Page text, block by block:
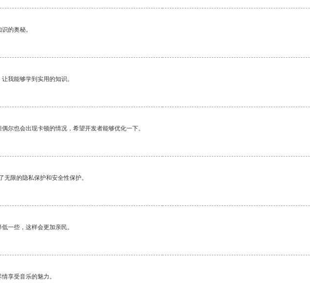
的奥秘。
我能够学到实用的知识。
尔也会出现卡顿的情况，希望开发者能够优化一下。
限的隐私保护和安全性保护。
一些，这样会更加亲民。
享受音乐的魅力。